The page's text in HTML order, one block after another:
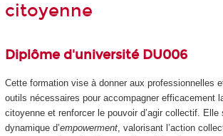
citoyenne
Diplôme d'université DU006
Cette formation vise à donner aux professionnelles
outils nécessaires pour accompagner efficacement
citoyenne et renforcer le pouvoir d’agir collectif. Elle
dynamique d’empowerment, valorisant l’action